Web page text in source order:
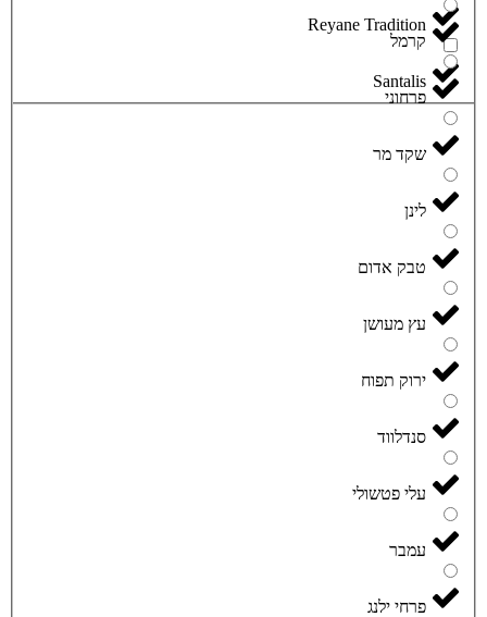
Reyane Tradition
Santalis
קרמל
פרחוני
שקד מר
לינן
טבק אדום
עץ מעושן
ירוק תפוח
סנדלווד
עלי פטשולי
עמבר
פרחי ילנג